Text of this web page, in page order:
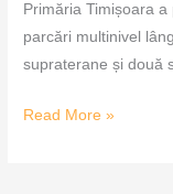
Primăria Timișoara
parcări multinivel
supraterane și două
Read More »